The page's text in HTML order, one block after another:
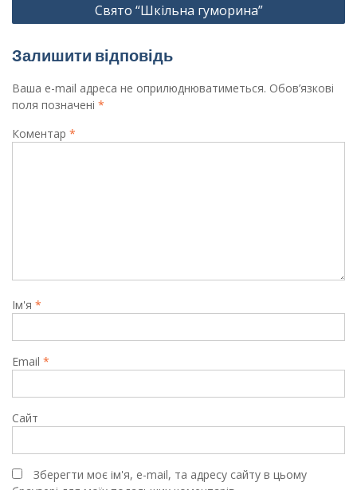
Свято “Шкільна гуморина”
Залишити відповідь
Ваша e-mail адреса не оприлюднюватиметься. Обов’язкові
поля позначені *
Коментар *
Ім'я *
Email *
Сайт
Зберегти моє ім'я, e-mail, та адресу сайту в цьому